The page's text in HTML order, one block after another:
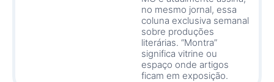
no mesmo jornal, essa
coluna exclusiva semanal
sobre produções
literárias. “Montra”
significa vitrine ou
espaço onde artigos
ficam em exposição.